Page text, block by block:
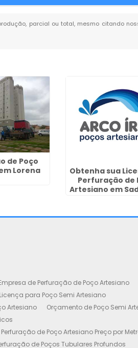
parcial ou total, mesmo citando
de Poço
Lorena
Obtenha sua
Perfuração de
Artesiano em
de Perfuração de Poço Artesiano
Licença para Poço Semi Artesiano
Artesiano
Orçamento de Poço Semi
Perfuração de Poço Artesiano Preço por
de Poços Tubulares Profundos